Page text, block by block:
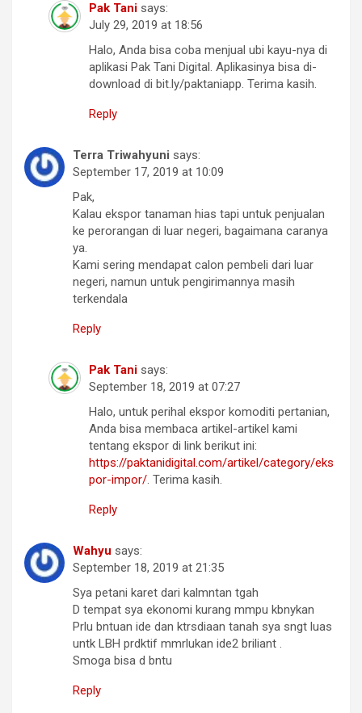
Pak Tani says:
July 29, 2019 at 18:56
Halo, Anda bisa coba menjual ubi kayu-nya di
aplikasi Pak Tani Digital. Aplikasinya bisa di-
download di bit.ly/paktaniapp. Terima kasih.
Reply
Terra Triwahyuni says:
September 17, 2019 at 10:09
Pak,
Kalau ekspor tanaman hias tapi untuk penjualan
ke perorangan di luar negeri, bagaimana caranya
ya.
Kami sering mendapat calon pembeli dari luar
negeri, namun untuk pengirimannya masih
terkendala
Reply
Pak Tani says:
September 18, 2019 at 07:27
Halo, untuk perihal ekspor komoditi pertanian,
Anda bisa membaca artikel-artikel kami
tentang ekspor di link berikut ini:
https://paktanidigital.com/artikel/category/eks
por-impor/. Terima kasih.
Reply
Wahyu says:
September 18, 2019 at 21:35
Sya petani karet dari kalmntan tgah
D tempat sya ekonomi kurang mmpu kbnykan
Prlu bntuan ide dan ktrsdiaan tanah sya sngt luas
untk LBH prdktif mmrlukan ide2 briliant .
Smoga bisa d bntu
Reply